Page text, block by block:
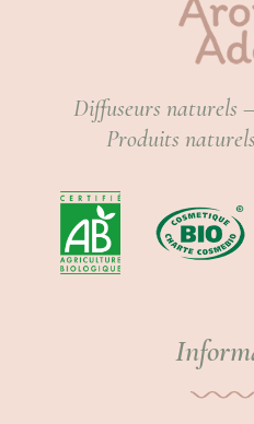
Diffuseurs naturels
Produits